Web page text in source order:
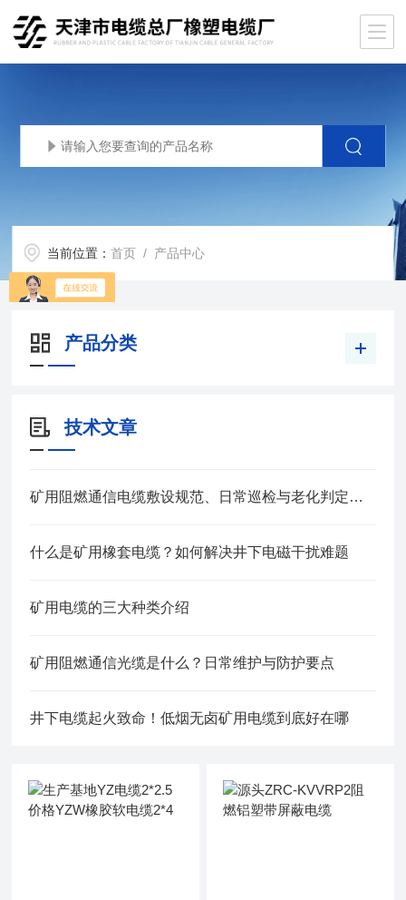
当前位置：首页 / 产品中心
产品分类
技术文章
矿用阻燃通信电缆敷设规范、日常巡检与老化判定方法
什么是矿用橡套电缆？如何解决井下电磁干扰难题
矿用电缆的三大种类介绍
矿用阻燃通信光缆是什么？日常维护与防护要点
井下电缆起火致命！低烟无卤矿用电缆到底好在哪